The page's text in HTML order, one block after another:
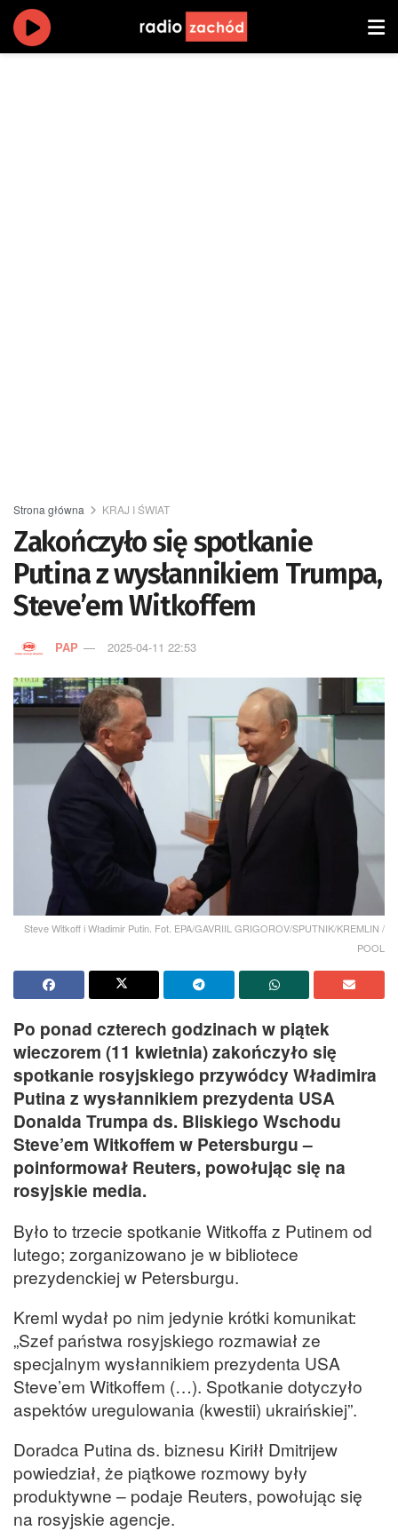
Strona główna KRAJ I ŚWIAT
Zakończyło się spotkanie
Putina z wysłannikiem Trumpa,
Steve’em Witkoffem
PAP 2025-04-11 22:53
Steve Witkoff i Władimir Putin. Fot. EPA/GAVRIIL GRIGOROV/SPUTNIK/KREMLIN /
POOL
Po ponad czterech godzinach w piątek
wieczorem (11 kwietnia) zakończyło się
spotkanie rosyjskiego przywódcy Władimira
Putina z wysłannikiem prezydenta USA
Donalda Trumpa ds. Bliskiego Wschodu
Steve’em Witkoffem w Petersburgu –
poinformował Reuters, powołując się na
rosyjskie media.
Było to trzecie spotkanie Witkoffa z Putinem od
lutego; zorganizowano je w bibliotece
prezydenckiej w Petersburgu.
Kreml wydał po nim jedynie krótki komunikat:
„Szef państwa rosyjskiego rozmawiał ze
specjalnym wysłannikiem prezydenta USA
Steve’em Witkoffem (…). Spotkanie dotyczyło
aspektów uregulowania (kwestii) ukraińskiej”.
Doradca Putina ds. biznesu Kiriłł Dmitrijew
powiedział, że piątkowe rozmowy były
produktywne – podaje Reuters, powołując się
na rosyjskie agencje.